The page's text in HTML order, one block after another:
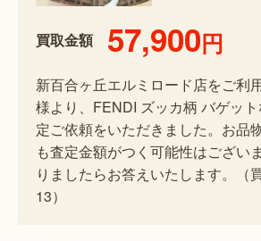
買取金額 57,900円
新百合ヶ丘エルミロード店をご利
様より、FENDI ズッカ柄 バゲッ
定ご依頼をいただきました。お品
も査定金額がつく可能性はござい
りましたらお答えいたします。（
13）